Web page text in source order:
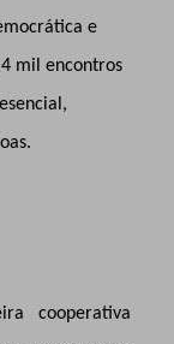
e
mil encontros
cooperativa